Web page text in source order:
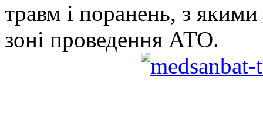
травм і поранень, з якими
зоні проведення АТО.